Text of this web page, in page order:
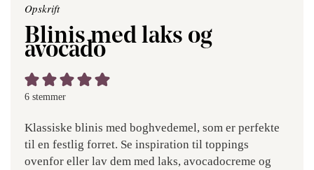
Opskrift
Blinis med laks og
avocado
6 stemmer
Klassiske blinis med boghvedemel, som er perfekte
til en festlig forret. Se inspiration til toppings
ovenfor eller lav dem med laks, avocadocreme og